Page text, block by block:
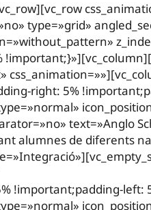
type=»grid»
right: 5%
text=»Anglo
alumnes de diferents
!important;padding-left: